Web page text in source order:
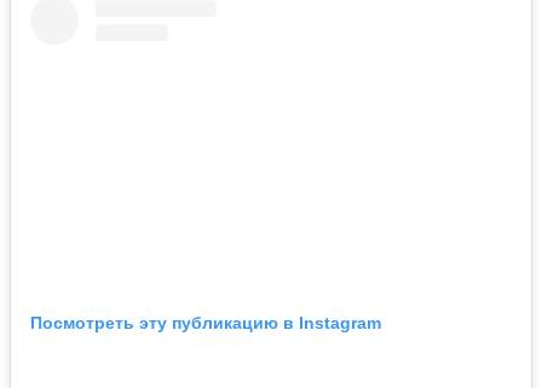
Посмотреть эту публикацию в Instagram